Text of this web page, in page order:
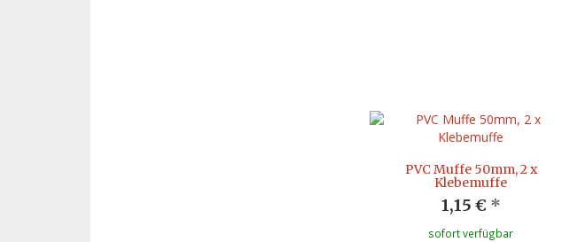
PVC Muffe 50mm, 2 x
Klebemuffe
1,15 € *
sofort verfügbar